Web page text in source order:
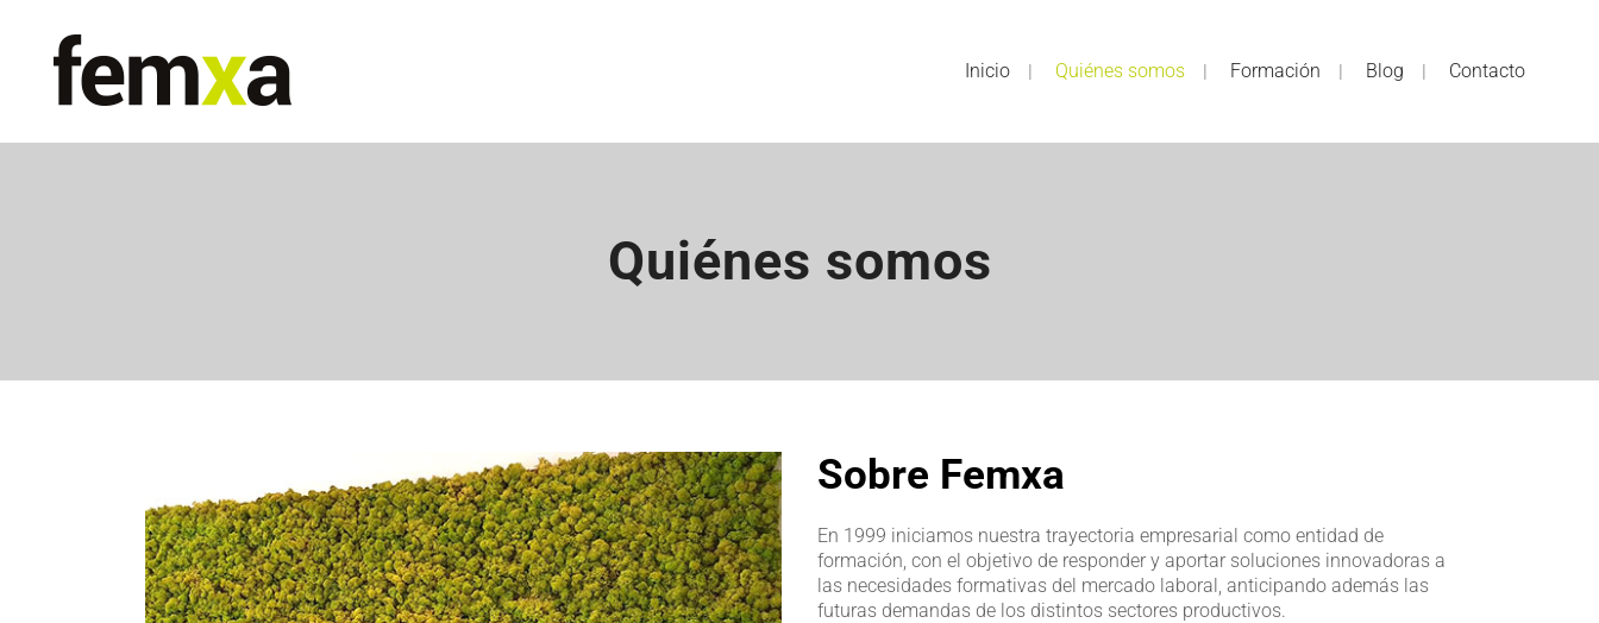
Inicio Quiénes somos Formación Blog Contacto
Quiénes somos
Sobre Femxa
En 1999 iniciamos nuestra trayectoria empresarial como entidad de
formación, con el objetivo de responder y aportar soluciones innovadoras a
las necesidades formativas del mercado laboral, anticipando además las
futuras demandas de los distintos sectores productivos.